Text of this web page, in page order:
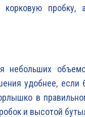
корковую
небольших
удобнее, если
в
и высотой